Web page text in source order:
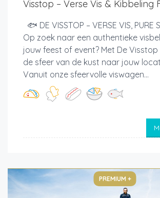
Visstop – Verse Vis & Kibbeling
🐟 DE VISSTOP – VERSE VIS, PURE
Op zoek naar een authentieke
jouw feest of event? Met De
de sfeer van de kust naar jouw
Vanuit onze sfeervolle viswagen...
PREMIUM +